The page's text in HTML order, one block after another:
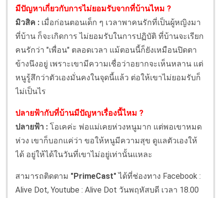
มีปัญหาเกี่ยวกับการไม่ยอมรับจากที่บ้านไหม ?
มิวสิค : เมื่อก่อนตอนเด็ก ๆ เวลาพาคนรักที่เป็นผู้หญิงมา
ที่บ้าน ก็จะเกิดการ ไม่ยอมรับในการปฏิบัติ ที่บ้านจะเรียก
คนรักว่า "เพื่อน" ตลอดเวลา แม้ตอนนี้ก็ยังเหมือนปิดตา
ข้างนึงอยู่ เพราะเขามีความเชื่อว่าอยากจะเห็นหลาน แต่
หนูรู้สึกว่าตัวเองมั่นคงในจุดนี้แล้ว ต่อให้เขาไม่ยอมรับก็
ไม่เป็นไร
ปลายฟ้ากับที่บ้านมีปัญหาเรื่องนี้ไหม ?
ปลายฟ้า : โอเคค่ะ พ่อแม่เคยห่วงหนูมาก แต่พอเขาหมด
ห่วง เขาก็บอกแค่ว่า ขอให้หนูมีความสุข ดูแลตัวเองให้
ได้ อยู่ให้ได้ในวันที่เขาไม่อยู่เท่านั้นแหละ
สามารถติดตาม "PrimeCast"ได้ที่ช่องทาง Facebook :
Alive Dot, Youtube : Alive Dot วันพฤหัสบดี เวลา 18.00